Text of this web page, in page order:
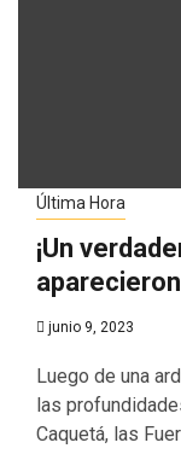
Última Hora
¡Un
junio 9, 2023
Luego de una
las
Caquetá, las